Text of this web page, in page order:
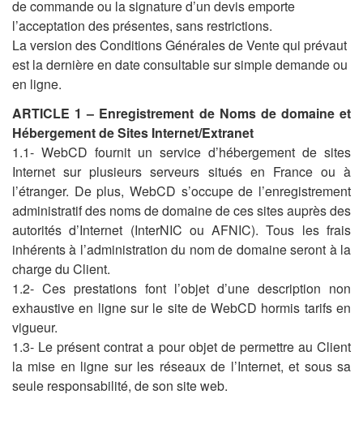
de commande ou la signature d’un devis emporte
l’acceptation des présentes, sans restrictions.
La version des Conditions Générales de Vente qui prévaut
est la dernière en date consultable sur simple demande ou
en ligne.
ARTICLE 1 – Enregistrement de Noms de domaine et
Hébergement de Sites Internet/Extranet
1.1- WebCD fournit un service d’hébergement de sites
Internet sur plusieurs serveurs situés en France ou à
l’étranger. De plus, WebCD s’occupe de l’enregistrement
administratif des noms de domaine de ces sites auprès des
autorités d’Internet (InterNIC ou AFNIC). Tous les frais
inhérents à l’administration du nom de domaine seront à la
charge du Client.
1.2- Ces prestations font l’objet d’une description non
exhaustive en ligne sur le site de WebCD hormis tarifs en
vigueur.
1.3- Le présent contrat a pour objet de permettre au Client
la mise en ligne sur les réseaux de l’Internet, et sous sa
seule responsabilité, de son site web.